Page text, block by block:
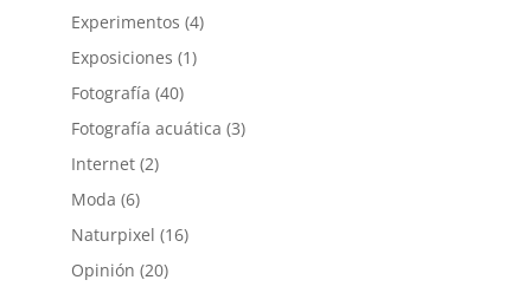
Experimentos (4)
Exposiciones (1)
Fotografía (40)
Fotografía acuática (3)
Internet(2)
Moda (6)
Naturpixel (16)
Opinión (20)